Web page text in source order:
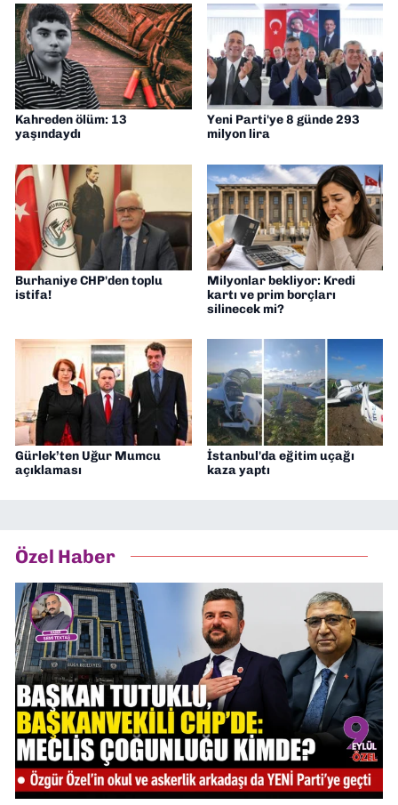
Kahreden ölüm: 13
yaşındaydı
Yeni Parti'ye 8 günde 293
milyon lira
Burhaniye CHP'den toplu
istifa!
Milyonlar bekliyor: Kredi
kartı ve prim borçları
silinecek mi?
Gürlek’ten Uğur Mumcu
açıklaması
İstanbul'da eğitim uçağı
kaza yaptı
Özel Haber